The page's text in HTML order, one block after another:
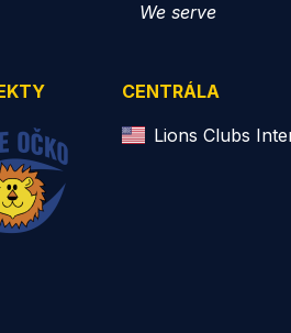
We serve
CENTRÁLA
Lions Clubs